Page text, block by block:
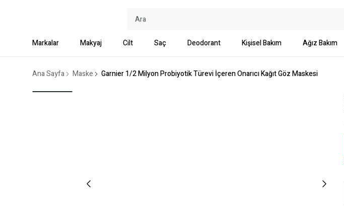
Markalar Makyaj Cilt Saç Deodorant Kişisel Bakım Ağız Bakım
Ana Sayfa Maske Garnier 1/2 Milyon Probiyotik Türevi İçeren Onarıcı Kağıt Göz Maskesi